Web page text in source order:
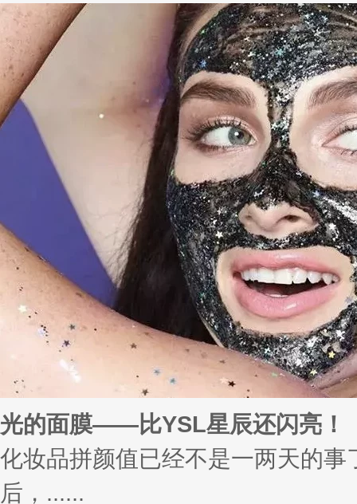
光的面膜——比YSL星辰还闪亮！
化妆品拼颜值已经不是一两天的
后，......